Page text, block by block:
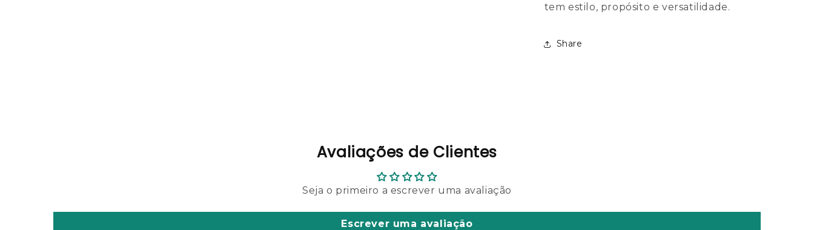
tem estilo, propósito e versatilidade.
Share
Avaliações de Clientes
Seja o primeiro a escrever uma avaliação
Escrever uma avaliação